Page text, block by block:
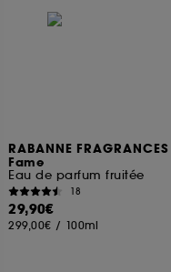
RABANNE FRAGRANCES
Fame
Eau de parfum fruitée
18
29,90€
299,00€ / 100ml